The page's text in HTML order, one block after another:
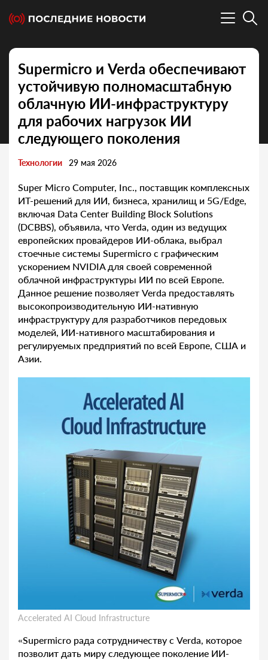
Supermicro и Verda обеспечивают
устойчивую полномасштабную
облачную ИИ-инфраструктуру
для рабочих нагрузок ИИ
следующего поколения
Технологии 29 мая 2026
Super Micro Computer, Inc., поставщик комплексных
ИТ-решений для ИИ, бизнеса, хранилищ и 5G/Edge,
включая Data Center Building Block Solutions
(DCBBS), объявила, что Verda, один из ведущих
европейских провайдеров ИИ-облака, выбрал
стоечные системы Supermicro с графическим
ускорением NVIDIA для своей современной
облачной инфраструктуры ИИ по всей Европе.
Данное решение позволяет Verda предоставлять
высокопроизводительную ИИ-нативную
инфраструктуру для разработчиков передовых
моделей, ИИ-нативного масштабирования и
регулируемых предприятий по всей Европе, США и
Азии.
Accelerated AI Cloud Infrastructure
«Supermicro рада сотрудничеству с Verda, которое
позволит дать миру следующее поколение ИИ-